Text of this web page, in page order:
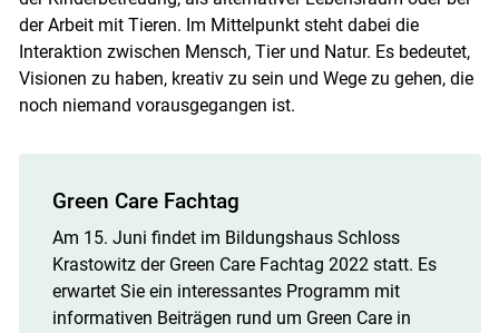
der Arbeit mit Tieren. Im Mittelpunkt steht dabei die
Interaktion zwischen Mensch, Tier und Natur. Es bedeutet,
Visionen zu haben, kreativ zu sein und Wege zu gehen, die
noch niemand vorausgegangen ist.
Green Care Fachtag
Am 15. Juni findet im Bildungshaus Schloss
Krastowitz der Green Care Fachtag 2022 statt. Es
erwartet Sie ein interessantes Programm mit
informativen Beiträgen rund um Green Care in